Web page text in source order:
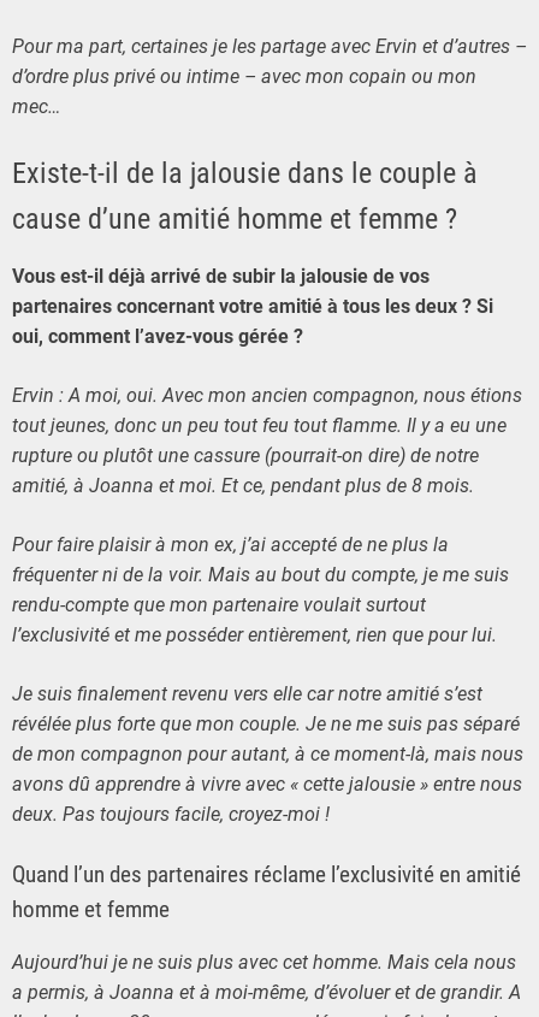
Pour ma part, certaines je les partage avec Ervin et d’autres –
d’ordre plus privé ou intime – avec mon copain ou mon
mec…
Existe-t-il de la jalousie dans le couple à
cause d’une amitié homme et femme ?
Vous est-il déjà arrivé de subir la jalousie de vos
partenaires concernant votre amitié à tous les deux ? Si
oui, comment l’avez-vous gérée ?
Ervin : A moi, oui. Avec mon ancien compagnon, nous étions
tout jeunes, donc un peu tout feu tout flamme. Il y a eu une
rupture ou plutôt une cassure (pourrait-on dire) de notre
amitié, à Joanna et moi. Et ce, pendant plus de 8 mois.
Pour faire plaisir à mon ex, j’ai accepté de ne plus la
fréquenter ni de la voir. Mais au bout du compte, je me suis
rendu-compte que mon partenaire voulait surtout
l’exclusivité et me posséder entièrement, rien que pour lui.
Je suis finalement revenu vers elle car notre amitié s’est
révélée plus forte que mon couple. Je ne me suis pas séparé
de mon compagnon pour autant, à ce moment-là, mais nous
avons dû apprendre à vivre avec « cette jalousie » entre nous
deux. Pas toujours facile, croyez-moi !
Quand l’un des partenaires réclame l’exclusivité en amitié
homme et femme
Aujourd’hui je ne suis plus avec cet homme. Mais cela nous
a permis, à Joanna et à moi-même, d’évoluer et de grandir. A